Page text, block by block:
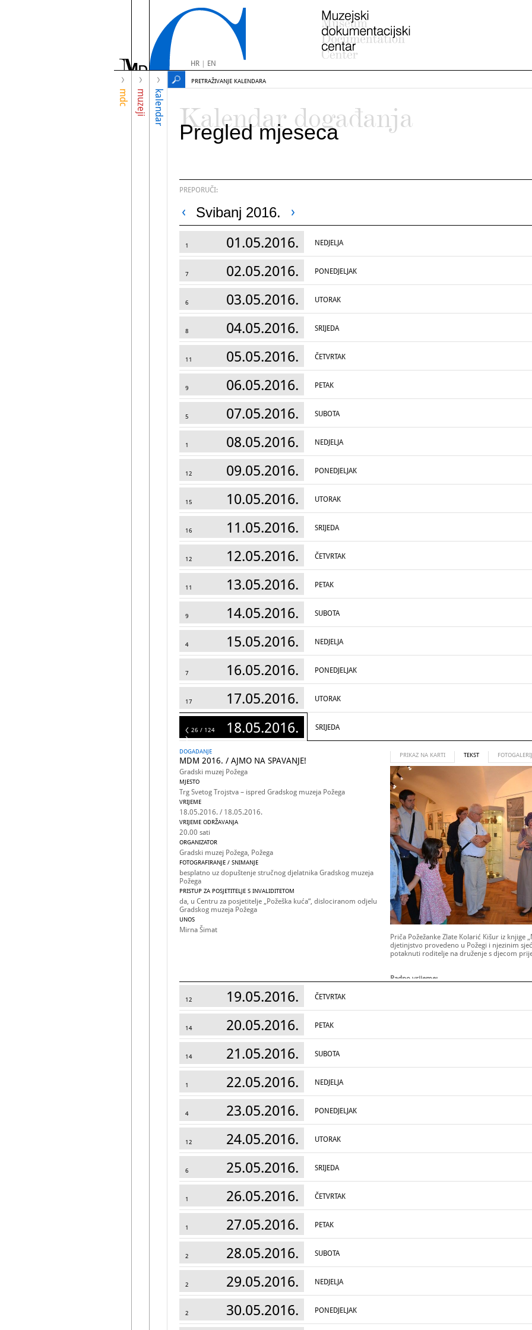
HR| EN
mdc muzeji kalendar
PRETRAŽIVANJE KALENDARA
Kalendar događanja
Pregled mjeseca
PREPORUČI:
Svibanj 2016.
1 01.05.2016. NEDJELJA
7 02.05.2016. PONEDJELJAK
6 03.05.2016. UTORAK
8 04.05.2016. SRIJEDA
11 05.05.2016. ČETVRTAK
9 06.05.2016. PETAK
5 07.05.2016. SUBOTA
1 08.05.2016. NEDJELJA
12 09.05.2016. PONEDJELJAK
15 10.05.2016. UTORAK
16 11.05.2016. SRIJEDA
12 12.05.2016. ČETVRTAK
11 13.05.2016. PETAK
9 14.05.2016. SUBOTA
4 15.05.2016. NEDJELJA
7 16.05.2016. PONEDJELJAK
17 17.05.2016. UTORAK
124 18.05.2016. SRIJEDA
26 / 124
DOGADANJE
MDM 2016. / AJMO NA SPAVANJE!
Gradski muzej Požega
MJESTO
Trg Svetog Trojstva – ispred Gradskog muzeja Požega
VRIJEME
18.05.2016. / 18.05.2016.
VRIJEME ODRŽAVANJA
20.00 sati
ORGANIZATOR
Gradski muzej Požega, Požega
FOTOGRAFIRANJE / SNIMANJE
besplatno uz dopuštenje stručnog djelatnika Gradskog muzeja
Požega
PRISTUP ZA POSJETITELJE S INVALIDITETOM
da, u Centru za posjetitelje „Požeška kuća“, dislociranom odjelu
Gradskog muzeja Požega
UNOS
Mirna Šimat
PRIKAZ NA KARTI TEKST
Priča Požežanke Zlate Kolarić Kišur iz knjige
djetinjstvo provedeno u Požegi i njezinim
potaknuti roditelje na druženje s djecom
Radno vrijeme:
12 19.05.2016. ČETVRTAK
14 20.05.2016. PETAK
14 21.05.2016. SUBOTA
1 22.05.2016. NEDJELJA
4 23.05.2016. PONEDJELJAK
12 24.05.2016. UTORAK
6 25.05.2016. SRIJEDA
1 26.05.2016. ČETVRTAK
1 27.05.2016. PETAK
2 28.05.2016. SUBOTA
2 29.05.2016. NEDJELJA
2 30.05.2016. PONEDJELJAK